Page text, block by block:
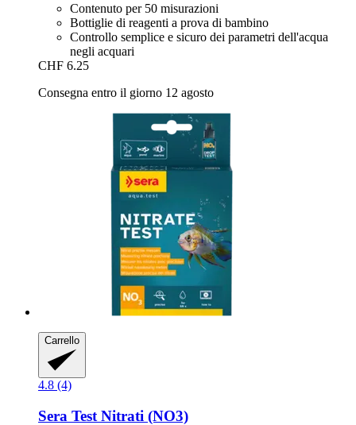
Contenuto per 50 misurazioni
Bottiglie di reagenti a prova di bambino
Controllo semplice e sicuro dei parametri dell'acqua
negli acquari
CHF 6.25
Consegna entro il giorno 12 agosto
Carrello
4.8 (4)
Sera Test Nitrati (NO3)